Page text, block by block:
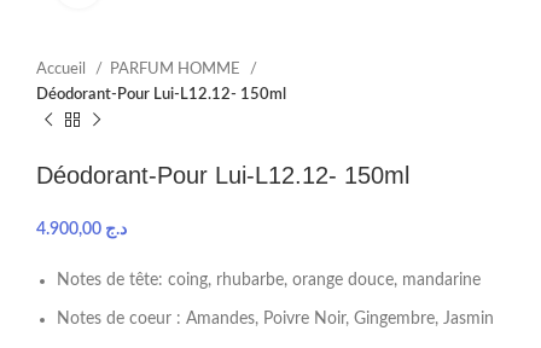
Accueil
PARFUM HOMME
Déodorant-Pour Lui-L12.12- 150ml
Déodorant-Pour Lui-L12.12- 150ml
د.ج
Notes de tête: coing, rhubarbe, orange douce, mandarine
Notes de coeur : Amandes, Poivre Noir, Gingembre, Jasmin